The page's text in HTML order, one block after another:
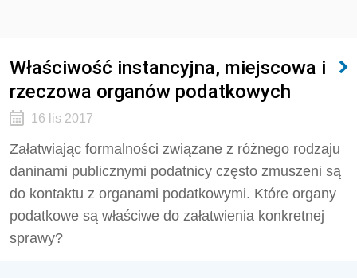
Właściwość instancyjna, miejscowa i
rzeczowa organów podatkowych
16 lis 2017
Załatwiając formalności związane z różnego rodzaju
daninami publicznymi podatnicy często zmuszeni są
do kontaktu z organami podatkowymi. Które organy
podatkowe są właściwe do załatwienia konkretnej
sprawy?